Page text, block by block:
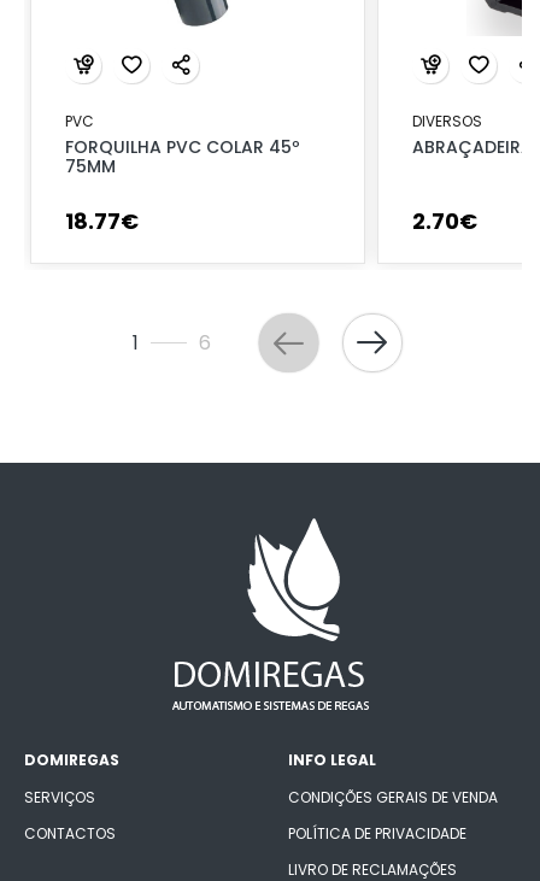
PVC
FORQUILHA PVC COLAR 45º
75MM
18.77€
DIVERSOS
ABRAÇADEIRA
2.70€
1 6
DOMIREGAS
SERVIÇOS
CONTACTOS
INFO LEGAL
CONDIÇÕES GERAIS DE VENDA
POLÍTICA DE PRIVACIDADE
LIVRO DE RECLAMAÇÕES